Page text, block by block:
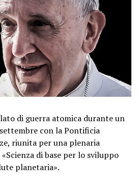
di guerra atomica durante un
con la Pontificia
riunita per una plenaria
di base per lo sviluppo
planetaria».